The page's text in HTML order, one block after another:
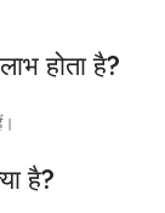
होता है?
है?